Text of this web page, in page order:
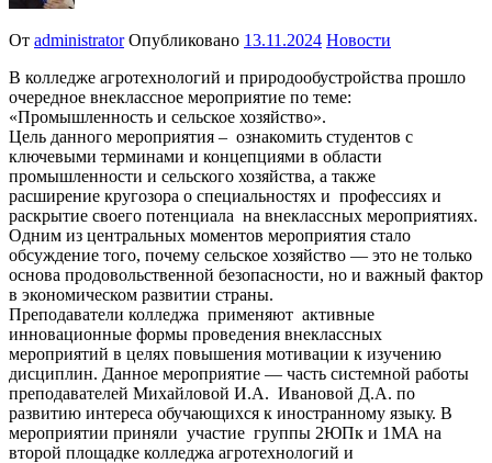
От administrator Опубликовано 13.11.2024 Новости
В колледже агротехнологий и природообустройства прошло
очередное внеклассное мероприятие по теме:
«Промышленность и сельское хозяйство».
Цель данного мероприятия – ознакомить студентов с
ключевыми терминами и концепциями в области
промышленности и сельского хозяйства, а также
расширение кругозора о специальностях и профессиях и
раскрытие своего потенциала на внеклассных мероприятиях.
Одним из центральных моментов мероприятия стало
обсуждение того, почему сельское хозяйство — это не только
основа продовольственной безопасности, но и важный фактор
в экономическом развитии страны.
Преподаватели колледжа применяют активные
инновационные формы проведения внеклассных
мероприятий в целях повышения мотивации к изучению
дисциплин. Данное мероприятие — часть системной работы
преподавателей Михайловой И.А. Ивановой Д.А. по
развитию интереса обучающихся к иностранному языку. В
мероприятии приняли участие группы 2ЮПк и 1МА на
второй площадке колледжа агротехнологий и